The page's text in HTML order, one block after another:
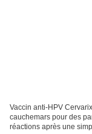
Vaccin anti-HPV
cauchemars pour des
réactions après une